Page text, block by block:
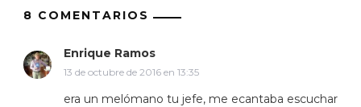
8 COMENTARIOS
Enrique Ramos
13 de octubre de 2016 en 13:35
era un melómano tu jefe, me ecantaba escuchar